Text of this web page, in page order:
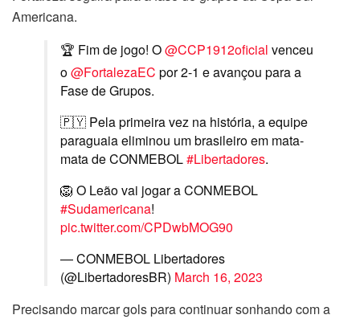
Americana.
🏆 Fim de jogo! O@CCP1912oficial venceu
o@FortalezaEC por 2-1 e avançou para a
Fase de Grupos.
🇵🇾 Pela primeira vez na história, a equipe
paraguaia eliminou um brasileiro em mata-
mata de CONMEBOL#Libertadores.
🦁 O Leão vai jogar a CONMEBOL
#Sudamericana!
pic.twitter.com/CPDwbMOG90
— CONMEBOL Libertadores
(@LibertadoresBR) March 16, 2023
Precisando marcar gols para continuar sonhando com a